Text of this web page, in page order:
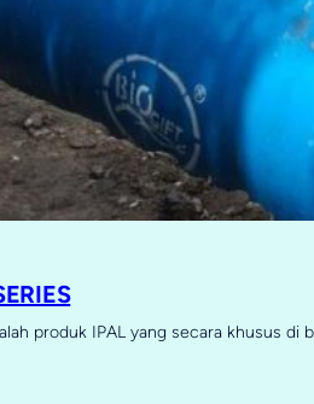
produk IPAL yang secara khusus di